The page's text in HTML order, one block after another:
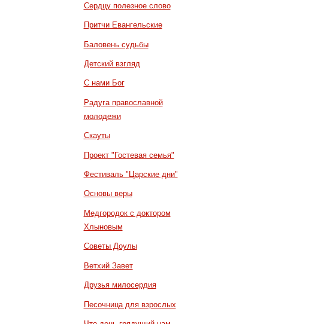
Сердцу полезное слово
Притчи Евангельские
Баловень судьбы
Детский взгляд
С нами Бог
Радуга православной
молодежи
Скауты
Проект "Гостевая семья"
Фестиваль "Царские дни"
Основы веры
Медгородок с доктором
Хлыновым
Советы Доулы
Ветхий Завет
Друзья милосердия
Песочница для взрослых